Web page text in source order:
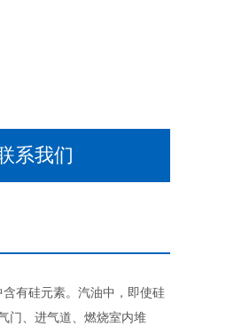
系我们
有硅元素。汽油中，即使硅
门、进气道、燃烧室内堆